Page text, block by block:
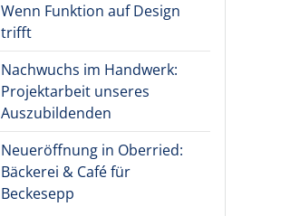
Wenn Funktion auf Design
trifft
Nachwuchs im Handwerk:
Projektarbeit unseres
Auszubildenden
Neueröffnung in Oberried:
Bäckerei & Café für
Beckesepp